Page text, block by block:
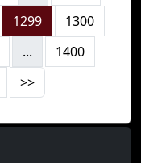
1299
1300
...
1400
>>